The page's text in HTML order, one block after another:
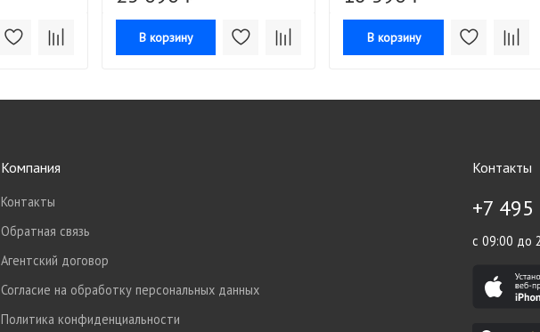
В корзину В корзину
Компания
Контакты
Обратная связь
Агентский договор
Согласие на обработку персональных данных
Политика конфиденциальности
Контакты
+7
с 09:00 до